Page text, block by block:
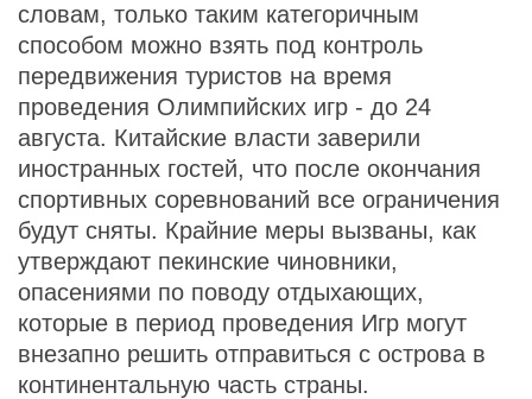
словам, только таким категоричным
способом можно взять под контроль
передвижения туристов на время
проведения Олимпийских игр - до 24
августа. Китайские власти заверили
иностранных гостей, что после окончания
спортивных соревнований все ограничения
будут сняты. Крайние меры вызваны, как
утверждают пекинские чиновники,
опасениями по поводу отдыхающих,
которые в период проведения Игр могут
внезапно решить отправиться с острова в
континентальную часть страны.